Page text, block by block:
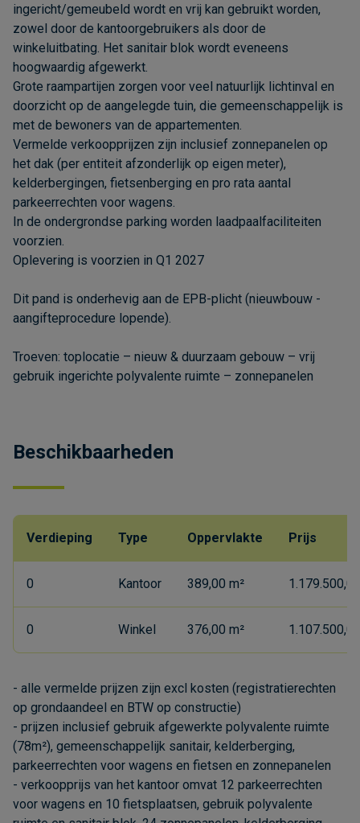
ingericht/gemeubeld wordt en vrij kan gebruikt worden,
zowel door de kantoorgebruikers als door de
winkeluitbating. Het sanitair blok wordt eveneens
hoogwaardig afgewerkt.
Grote raampartijen zorgen voor veel natuurlijk lichtinval en
doorzicht op de aangelegde tuin, die gemeenschappelijk is
met de bewoners van de appartementen.
Vermelde verkoopprijzen zijn inclusief zonnepanelen op
het dak (per entiteit afzonderlijk op eigen meter),
kelderbergingen, fietsenberging en pro rata aantal
parkeerrechten voor wagens.
In de ondergrondse parking worden laadpaalfaciliteiten
voorzien.
Oplevering is voorzien in Q1 2027
Dit pand is onderhevig aan de EPB-plicht (nieuwbouw -
aangifteprocedure lopende).
Troeven: toplocatie – nieuw & duurzaam gebouw – vrij
gebruik ingerichte polyvalente ruimte – zonnepanelen
Beschikbaarheden
Verdieping Type Oppervlakte Prijs
0 Kantoor 389,00 m²
0 Winkel 376,00 m²
- alle vermelde prijzen zijn excl kosten (registratierechten
op grondaandeel en BTW op constructie)
- prijzen inclusief gebruik afgewerkte polyvalente ruimte
(78m²), gemeenschappelijk sanitair, kelderberging,
parkeerrechten voor wagens en fietsen en zonnepanelen
- verkoopprijs van het kantoor omvat 12 parkeerrechten
voor wagens en 10 fietsplaatsen, gebruik polyvalente